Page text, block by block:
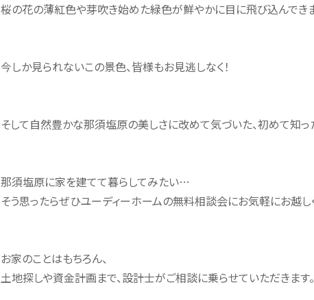
桜の花の薄紅色や芽吹き始めた緑色が鮮やかに目に飛び込んでき
今しか見られないこの景色、皆様もお見逃しなく！
そして自然豊かな那須塩原の美しさに改めて気づいた、初めて知っ
那須塩原に家を建てて暮らしてみたい…
そう思ったらぜひユーディーホームの無料相談会にお気軽にお越し
お家のことはもちろん、
土地探しや資金計画まで、設計士がご相談に乗らせていただきます。